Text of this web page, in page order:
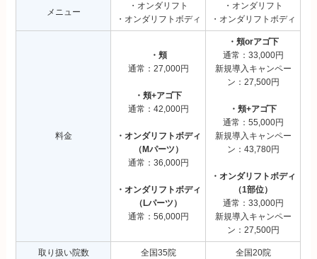
メニュー
・オンダリフト
・オンダリフトボディ
・オンダリフト
・オンダリフトボディ
料金
・頬
通常：27,000円
・頬+アゴ下
通常：42,000円
・オンダリフトボディ
（Mパーツ）
通常：36,000円
・オンダリフトボディ
（Lパーツ）
通常：56,000円
・頬orアゴ下
通常：33,000円
新規導入キャンペー
ン：27,500円
・頬+アゴ下
通常：55,000円
新規導入キャンペー
ン：43,780円
・オンダリフトボディ
（1部位）
通常：33,000円
新規導入キャンペー
ン：27,500円
取り扱い院数 全国35院 全国20院